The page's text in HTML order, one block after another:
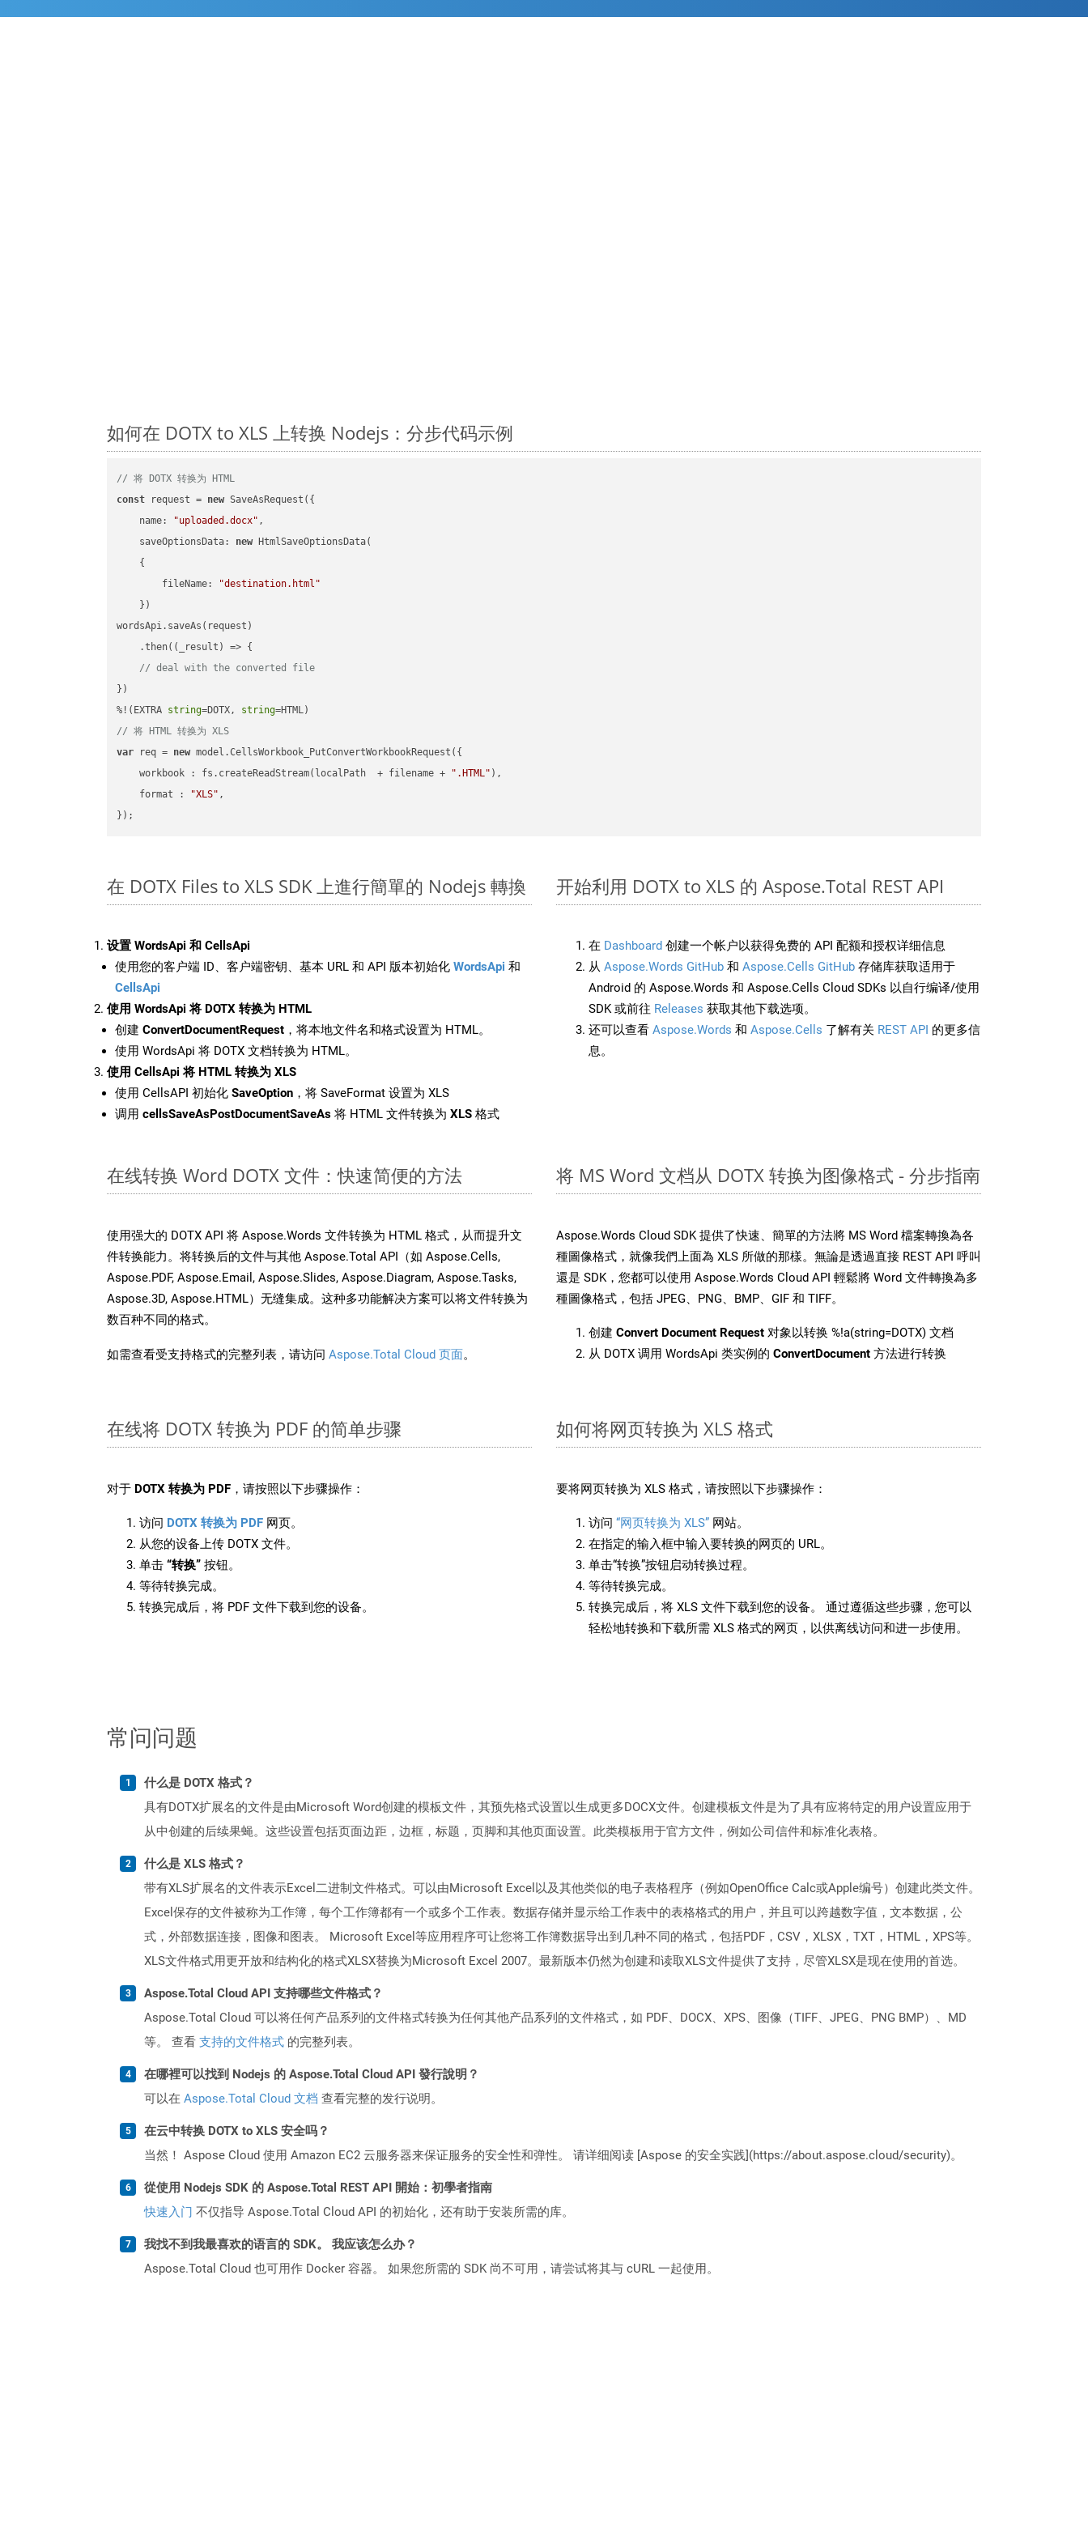
如何在 DOTX to XLS 上转换 Nodejs：分步代码示例
// 将 DOTX 转换为 HTML
const request = new SaveAsRequest({
name: "uploaded.docx" ,
saveOptionsData: new HtmlSaveOptionsData(
    {
fileName:
"destination.html"
    })
wordsApi.saveAs(request)
    .then(
( _result ) => {
// deal with the converted file
})
%!(EXTRA string=DOTX, string
// 将 HTML 转换为 XLS
var req = new model.CellsWorkbook_PutConvertWorkbookRequest({
workbook : fs.createReadStream(localPath  + filename + ".HTML" ),
format : "XLS" ,
在 DOTX Files to XLS SDK 上進行簡單的 Nodejs 轉換
设置 WordsApi 和 CellsApi
使用您的客户端 ID、客户端密钥、基本 URL 和 API 版本初始化 WordsApi 和
CellsApi
使用 WordsApi 将 DOTX 转换为 HTML
创建 ConvertDocumentRequest ，将本地文件名和格式设置为 HTML。
使用 WordsApi 将 DOTX 文档转换为 HTML。
使用 CellsApi 将 HTML 转换为 XLS
使用 CellsAPI 初始化 SaveOption ，将 SaveFormat 设置为 XLS
调用 cellsSaveAsPostDocumentSaveAs 将 HTML 文件转换为 XLS 格式
开始利用 DOTX to XLS 的 Aspose.Total REST API
在 Dashboard 创建一个帐户以获得免费的 API 配额和授权详细信息
从 Aspose.Words GitHub 和 Aspose.Cells GitHub 存储库获取适用于
Android 的 Aspose.Words 和 Aspose.Cells Cloud SDKs 以自行编译/使用
SDK 或前往 Releases 获取其他下载选项。
还可以查看 Aspose.Words 和 Aspose.Cells 了解有关 REST API 的更多信
息。
在线转换 Word DOTX 文件：快速简便的方法
使用强大的 DOTX API 将 Aspose.Words 文件转换为 HTML 格式，从而提升文
件转换能力。将转换后的文件与其他 Aspose.Total API（如 Aspose.Cells,
Aspose.PDF, Aspose.Email, Aspose.Slides, Aspose.Diagram, Aspose.Tasks,
Aspose.3D, Aspose.HTML）无缝集成。这种多功能解决方案可以将文件转换为
数百种不同的格式。
如需查看受支持格式的完整列表，请访问 Aspose.Total Cloud 页面。
将 MS Word 文档从 DOTX 转换为图像格式 - 分步指南
Aspose.Words Cloud SDK 提供了快速、簡單的方法將 MS Word 檔案轉換為各
種圖像格式，就像我們上面為 XLS 所做的那樣。無論是透過直接 REST API 呼叫
還是 SDK，您都可以使用 Aspose.Words Cloud API 輕鬆將 Word 文件轉換為多
種圖像格式，包括 JPEG、PNG、BMP、GIF 和 TIFF。
创建 Convert Document Request 对象以转换 %!a(string=DOTX) 文档
从 DOTX 调用 WordsApi 类实例的 ConvertDocument 方法进行转换
在线将 DOTX 转换为 PDF 的简单步骤
对于 DOTX 转换为 PDF ，请按照以下步骤操作：
访问 DOTX 转换为 PDF 网页。
从您的设备上传 DOTX 文件。
单击 “转换” 按钮。
等待转换完成。
转换完成后，将 PDF 文件下载到您的设备。
如何将网页转换为 XLS 格式
要将网页转换为 XLS 格式，请按照以下步骤操作：
访问 “网页转换为 XLS” 网站。
在指定的输入框中输入要转换的网页的 URL。
单击“转换”按钮启动转换过程。
等待转换完成。
转换完成后，将 XLS 文件下载到您的设备。 通过遵循这些步骤，您可以
轻松地转换和下载所需 XLS 格式的网页，以供离线访问和进一步使用。
常问问题
什么是 DOTX 格式？
具有DOTX扩展名的文件是由Microsoft Word创建的模板文件，其预先格式设置以生成更多DOCX文件。创建模板文件是为了具有应将特定的用户设置应用于
从中创建的后续果蝇。这些设置包括页面边距，边框，标题，页脚和其他页面设置。此类模板用于官方文件，例如公司信件和标准化表格。
什么是 XLS 格式？
带有XLS扩展名的文件表示Excel二进制文件格式。可以由Microsoft Excel以及其他类似的电子表格程序（例如OpenOffice Calc或Apple编号）创建此类文件。
Excel保存的文件被称为工作簿，每个工作簿都有一个或多个工作表。数据存储并显示给工作表中的表格格式的用户，并且可以跨越数字值，文本数据，公
式，外部数据连接，图像和图表。 Microsoft Excel等应用程序可让您将工作簿数据导出到几种不同的格式，包括PDF，CSV，XLSX，TXT，HTML，XPS等。
XLS文件格式用更开放和结构化的格式XLSX替换为Microsoft Excel 2007。最新版本仍然为创建和读取XLS文件提供了支持，尽管XLSX是现在使用的首选。
Aspose.Total Cloud API 支持哪些文件格式？
Aspose.Total Cloud 可以将任何产品系列的文件格式转换为任何其他产品系列的文件格式，如 PDF、DOCX、XPS、图像（TIFF、JPEG、PNG BMP）、MD
等。 查看 支持的文件格式 的完整列表。
在哪裡可以找到 Nodejs 的 Aspose.Total Cloud API 發行說明？
可以在 Aspose.Total Cloud 文档 查看完整的发行说明。
在云中转换 DOTX to XLS 安全吗？
当然！ Aspose Cloud 使用 Amazon EC2 云服务器来保证服务的安全性和弹性。 请详细阅读 [Aspose 的安全实践](https://about.aspose.cloud/security)。
從使用 Nodejs SDK 的 Aspose.Total REST API 開始：初學者指南
快速入门 不仅指导 Aspose.Total Cloud API 的初始化，还有助于安装所需的库。
我找不到我最喜欢的语言的 SDK。 我应该怎么办？
Aspose.Total Cloud 也可用作 Docker 容器。 如果您所需的 SDK 尚不可用，请尝试将其与 cURL 一起使用。